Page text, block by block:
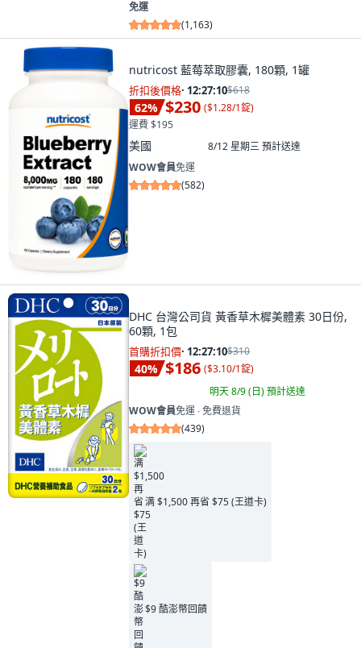
免運
(1,163)
nutricost 藍莓萃取膠囊, 180顆, 1罐
折扣後價格· 12:27:09$618
62% $230 ($1.28/1錠)
運費 $195
美國 8/12 星期三預計送達
WOW會員免運
(582)
DHC 台灣公司貨 黃香草木樨美體素 30日份,
60顆, 1包
首購折扣價· 12:27:09$310
40% $186 ($3.10/1錠)
明天 8/9 (日)預計送達
WOW會員免運 ∙ 免費退貨
(439)
满 $1,500 再省 $75 (王道卡)
$9 酷澎幣回饋